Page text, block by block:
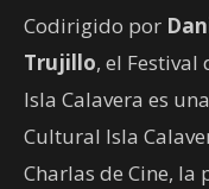
Codirigido por
Trujillo, el Festival
Isla Calavera es
Cultural Isla
Charlas de Cine,